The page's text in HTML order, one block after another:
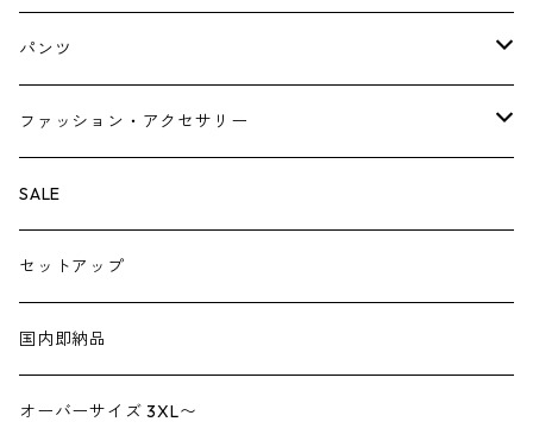
ニット・カーディガン
ベスト・ジレ
ジャンパースカート
ペチスカート
パンツ
レギンス
ペチパンツ
サロペット
ジャンプスーツ
デニム
ファッション・アクセサリー
バック
トートバック
ショルダーバック
シューズ
ブーツ
パンプス
帽子
ヘアーアクセサリー
SALE
セットアップ
国内即納品
オーバーサイズ 3XL〜